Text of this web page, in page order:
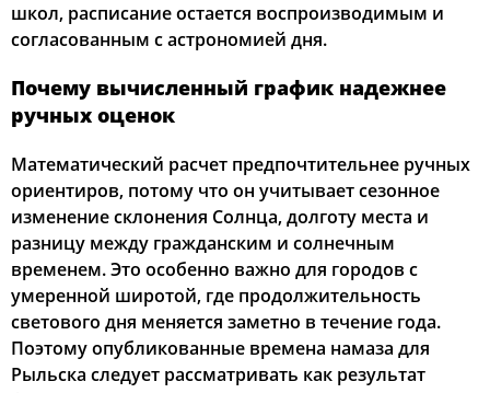
школ, расписание остается воспроизводимым и
согласованным с астрономией дня.
Почему вычисленный график надежнее
ручных оценок
Математический расчет предпочтительнее ручных
ориентиров, потому что он учитывает сезонное
изменение склонения Солнца, долготу места и
разницу между гражданским и солнечным
временем. Это особенно важно для городов с
умеренной широтой, где продолжительность
светового дня меняется заметно в течение года.
Поэтому опубликованные времена намаза для
Рыльска следует рассматривать как результат